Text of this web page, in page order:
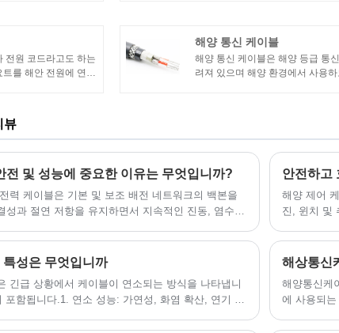
전원 코드라고도 하는
를 해안 전원에 연결
해양 통신 케이블
해양 통신 케이블은 해양 등급 통
려져 있으며 해양 환경에서 사용
뷰
전 및 성능에 중요한 이유는 무엇입니까?
력 케이블은 기본 및 보조 배전 네트워크의 백본을
성과 절연 저항을 유지하면서 지속적인 진동, 염수
해양 제어
진, 윈치 및
활하며 정
는 조선소,
성은 무엇입니까
긴급 상황에서 케이블이 연소되는 방식을 나타냅니
함됩니다.1. 연소 성능: 가연성, 화염 확산, 연기 생
해상통신
해양통신케
에 사용되